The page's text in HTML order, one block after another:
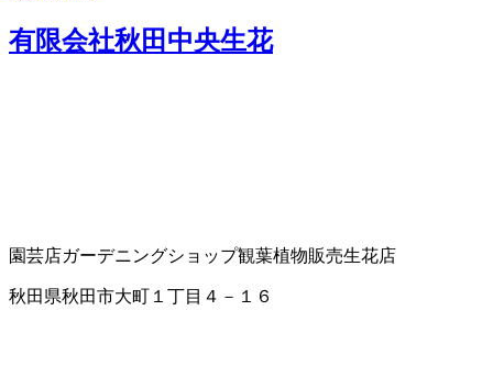
有限会社秋田中央生花
園芸店ガーデニングショップ観葉植物販売生花店
秋田県秋田市大町１丁目４－１６